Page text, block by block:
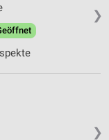
❯
❯